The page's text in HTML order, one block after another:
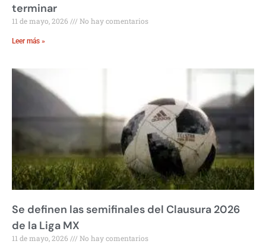
terminar
11 de mayo, 2026 No hay comentarios
Leer más »
Se definen las semifinales del Clausura 2026
de la Liga MX
11 de mayo, 2026 No hay comentarios